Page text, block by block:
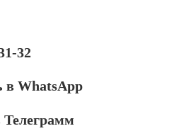
32
в WhatsApp